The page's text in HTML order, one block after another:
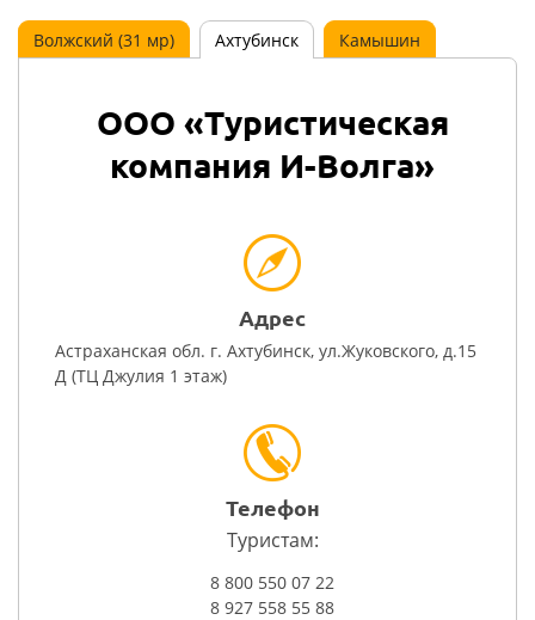
Волжский (31 мр) Ахтубинск Камышин
ООО «Туристическая
компания И-Волга»
Адрес
Астраханская обл. г. Ахтубинск, ул.Жуковского, д.15
Д (ТЦ Джулия 1 этаж)
Телефон
Туристам:
8 800 550 07 22
8 927 558 55 88